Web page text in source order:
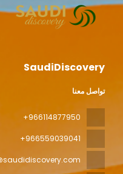
SaudiDiscovery
تواصل معنا
+966114877950
+966559039041